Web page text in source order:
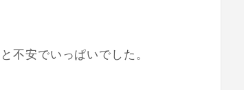
不安でいっぱいでした。